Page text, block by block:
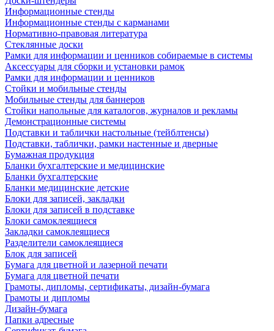
Информационные стенды
Информационные стенды с карманами
Нормативно-правовая литература
Стеклянные доски
Рамки для информации и ценников собираемые в системы
Аксессуары для сборки и установки рамок
Рамки для информации и ценников
Стойки и мобильные стенды
Мобильные стенды для баннеров
Стойки напольные для каталогов, журналов и рекламы
Демонстрационные системы
Подставки и таблички настольные (тейблтенсы)
Подставки, таблички, рамки настенные и дверные
Бумажная продукция
Бланки бухгалтерские и медицинские
Бланки бухгалтерские
Бланки медицинские детские
Блоки для записей, закладки
Блоки для записей в подставке
Блоки самоклеящиеся
Закладки самоклеящиеся
Разделители самоклеящиеся
Блок для записей
Бумага для цветной и лазерной печати
Бумага для цветной печати
Грамоты, дипломы, сертификаты, дизайн-бумага
Грамоты и дипломы
Дизайн-бумага
Папки адресные